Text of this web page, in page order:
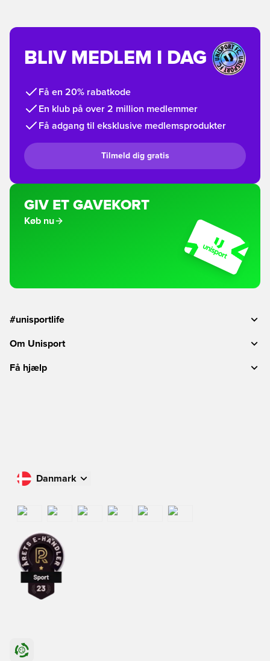
BLIV MEDLEM I DAG
Få en 20% rabatkode
En klub på over 2 million medlemmer
Få adgang til eksklusive medlemsprodukter
Tilmeld dig gratis
GIV ET GAVEKORT
Køb nu
#unisportlife
Om Unisport
Få hjælp
Danmark
International